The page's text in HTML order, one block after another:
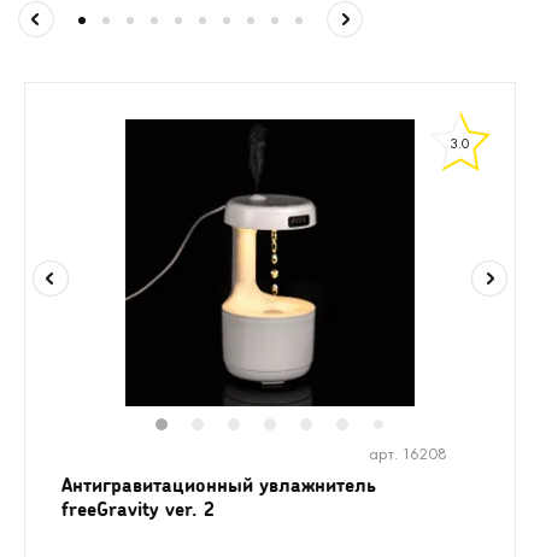
3.0
арт. 16208
Антигравитационный увлажнитель
freeGravity ver. 2